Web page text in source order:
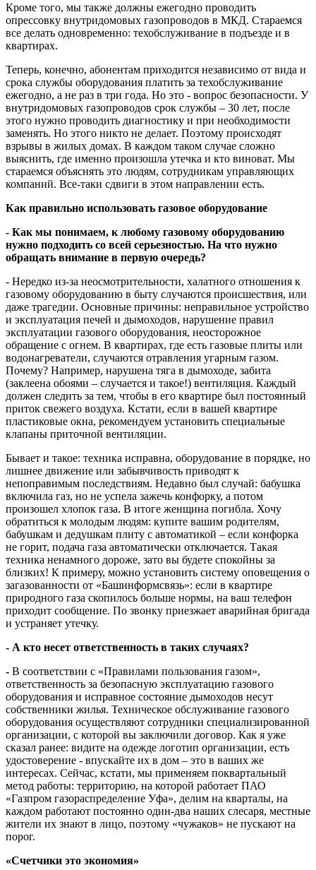
Кроме того, мы также должны ежегодно проводить
опрессовку внутридомовых газопроводов в МКД. Стараемся
все делать одновременно: техобслуживание в подъезде и в
квартирах.
Теперь, конечно, абонентам приходится независимо от вида и
срока службы оборудования платить за техобслуживание
ежегодно, а не раз в три года. Но это - вопрос безопасности. У
внутридомовых газопроводов срок службы – 30 лет, после
этого нужно проводить диагностику и при необходимости
заменять. Но этого никто не делает. Поэтому происходят
взрывы в жилых домах. В каждом таком случае сложно
выяснить, где именно произошла утечка и кто виноват. Мы
стараемся объяснять это людям, сотрудникам управляющих
компаний. Все-таки сдвиги в этом направлении есть.
Как правильно использовать газовое оборудование
- Как мы понимаем, к любому газовому оборудованию
нужно подходить со всей серьезностью. На что нужно
обращать внимание в первую очередь?
- Нередко из-за неосмотрительности, халатного отношения к
газовому оборудованию в быту случаются происшествия, или
даже трагедии. Основные причины: неправильное устройство
и эксплуатация печей и дымоходов, нарушение правил
эксплуатации газового оборудования, неосторожное
обращение с огнем. В квартирах, где есть газовые плиты или
водонагреватели, случаются отравления угарным газом.
Почему? Например, нарушена тяга в дымоходе, забита
(заклеена обоями – случается и такое!) вентиляция. Каждый
должен следить за тем, чтобы в его квартире был постоянный
приток свежего воздуха. Кстати, если в вашей квартире
пластиковые окна, рекомендуем установить специальные
клапаны приточной вентиляции.
Бывает и такое: техника исправна, оборудование в порядке, но
лишнее движение или забывчивость приводят к
непоправимым последствиям. Недавно был случай: бабушка
включила газ, но не успела зажечь конфорку, а потом
произошел хлопок газа. В итоге женщина погибла. Хочу
обратиться к молодым людям: купите вашим родителям,
бабушкам и дедушкам плиту с автоматикой – если конфорка
не горит, подача газа автоматически отключается. Такая
техника ненамного дороже, зато вы будете спокойны за
близких! К примеру, можно установить систему оповещения о
загазованности от «Башинформсвязь»: если в квартире
природного газа скопилось больше нормы, на ваш телефон
приходит сообщение. По звонку приезжает аварийная бригада
и устраняет утечку.
- А кто несет ответственность в таких случаях?
- В соответствии с «Правилами пользования газом»,
ответственность за безопасную эксплуатацию газового
оборудования и исправное состояние дымоходов несут
собственники жилья. Техническое обслуживание газового
оборудования осуществляют сотрудники специализированной
организации, с которой вы заключили договор. Как я уже
сказал ранее: видите на одежде логотип организации, есть
удостоверение - впускайте их в дом – это в ваших же
интересах. Сейчас, кстати, мы применяем поквартальный
метод работы: территорию, на которой работает ПАО
«Газпром газораспределение Уфа», делим на кварталы, на
каждом работают постоянно один-два наших слесаря, местные
жители их знают в лицо, поэтому «чужаков» не пускают на
порог.
«Счетчики это экономия»